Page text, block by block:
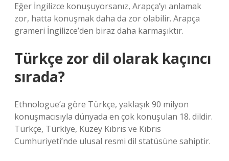
Eğer İngilizce konuşuyorsanız, Arapça’yı anlamak
zor, hatta konuşmak daha da zor olabilir. Arapça
grameri İngilizce’den biraz daha karmaşıktır.
Türkçe zor dil olarak kaçıncı
sırada?
Ethnologue’a göre Türkçe, yaklaşık 90 milyon
konuşmacısıyla dünyada en çok konuşulan 18. dildir.
Türkçe, Türkiye, Kuzey Kıbrıs ve Kıbrıs
Cumhuriyeti’nde ulusal resmi dil statüsüne sahiptir.